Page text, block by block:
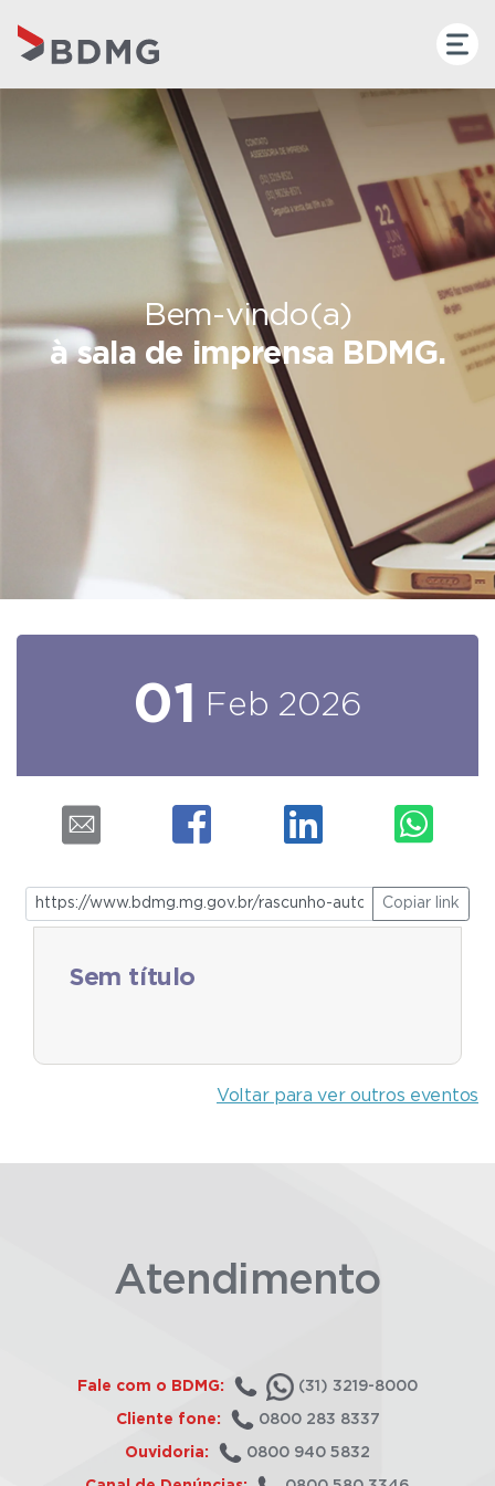
Bem-vindo(a)
à sala de imprensa BDMG.
01 Feb 2026
Copiar link
Sem título
Voltar para ver outros eventos
Atendimento
Fale com o BDMG: (31) 3219-8000
Cliente fone: 0800 283 8337
Ouvidoria: 0800 940 5832